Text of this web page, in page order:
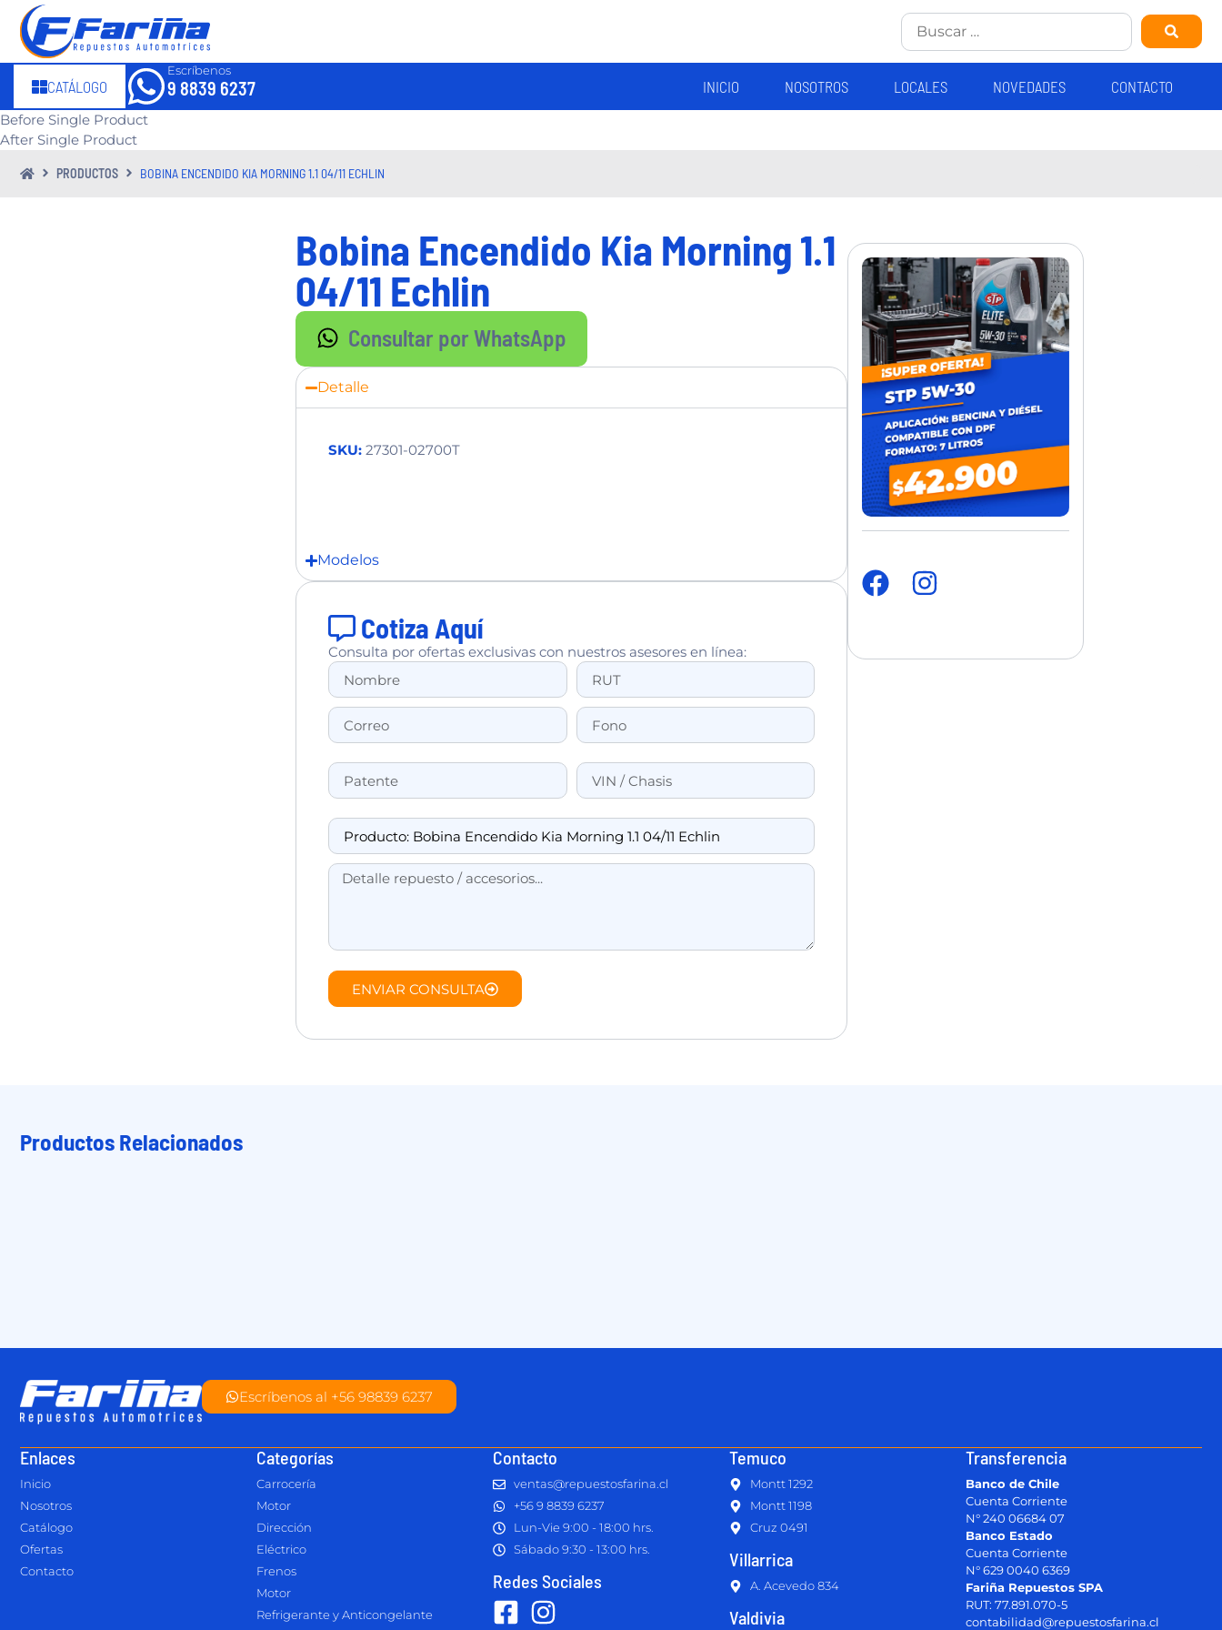
CATÁLOGO
Escríbenos
9 8839 6237 INICIO NOSOTROS LOCALES NOVEDADES CONTACTO
Before Single Product
After Single Product
PRODUCTOS BOBINA ENCENDIDO KIA MORNING 1.1 04/11 ECHLIN
Bobina Encendido Kia Morning 1.1
04/11 Echlin
Consultar por WhatsApp
Detalle
SKU: 27301-02700T
Modelos
Cotiza Aquí
Consulta por ofertas exclusivas con nuestros asesores en línea:
ENVIAR CONSULTA
Productos Relacionados
Escríbenos al +56 98839 6237
Enlaces
Inicio
Nosotros
Catálogo
Ofertas
Contacto
Categorías
Carrocería
Motor
Dirección
Eléctrico
Frenos
Motor
Refrigerante y Anticongelante
Contacto
ventas@repuestosfarina.cl
+56 9 8839 6237
Lun-Vie 9:00 - 18:00 hrs.
Sábado 9:30 - 13:00 hrs.
Redes Sociales
Temuco
Montt 1292
Montt 1198
Cruz 0491
Villarrica
A. Acevedo 834
Valdivia
Transferencia
Banco de Chile
Cuenta Corriente
N° 240 06684 07
Banco Estado
Cuenta Corriente
N° 629 0040 6369
Fariña Repuestos SPA
RUT: 77.891.070-5
contabilidad@repuestosfarina.cl